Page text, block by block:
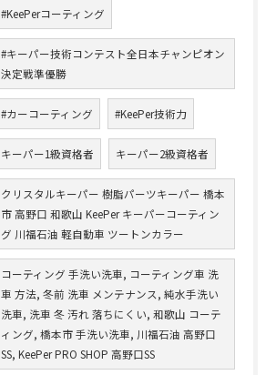
#KeePerコーティング
#キーパー技術コンテスト全日本チャンピオン
決定戦準優勝
#カーコーティング #KeePer技術力
キーパー1級資格者 キーパー2級資格者
クリスタルキーパー 樹脂パーツキーパー 橋本
市 高野口 和歌山 KeePer キーパーコーティン
グ 川福石油 軽自動車 ツートンカラー
コーティング 手洗い洗車, コーティング車 洗
車 方法, 冬前 洗車 メンテナンス, 純水手洗い
洗車, 洗車 冬 汚れ 落ちにくい, 和歌山 コーテ
ィング, 橋本市 手洗い洗車, 川福石油 高野口
SS, KeePer PRO SHOP 高野口SS